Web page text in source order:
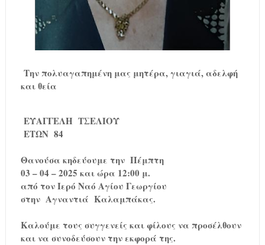
Την πολυαγαπημένη μας μητέρα, γιαγιά, αδελφή
και θεία
ΕΥΑΓΓΕΛΗ ΤΣΕΛΙΟΥ
ΕΤΩΝ 84
Θανούσα κηδεύουμε την Πέμπτη
03 – 04 – 2025 και ώρα 12:00 μ.
από τον Ιερό Ναό Αγίου Γεωργίου
στην Αγναντιά Καλαμπάκας.
Καλούμε τους συγγενείς και φίλους να προσέλθουν
και να συνοδεύσουν την εκφορά της.